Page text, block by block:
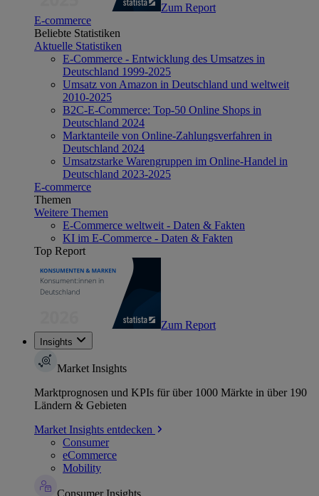
Zum Report
E-commerce
Beliebte Statistiken
Aktuelle Statistiken
E-Commerce - Entwicklung des Umsatzes in
Deutschland 1999-2025
Umsatz von Amazon in Deutschland und weltweit
2010-2025
B2C-E-Commerce: Top-50 Online Shops in
Deutschland 2024
Marktanteile von Online-Zahlungsverfahren in
Deutschland 2024
Umsatzstarke Warengruppen im Online-Handel in
Deutschland 2023-2025
E-commerce
Themen
Weitere Themen
E-Commerce weltweit - Daten & Fakten
KI im E-Commerce - Daten & Fakten
Top Report
Zum Report
Insights
Market Insights
Marktprognosen und KPIs für über 1000 Märkte in über 190
Ländern & Gebieten
Market Insights entdecken
Consumer
eCommerce
Mobility
Consumer Insights